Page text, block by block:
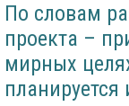
По словам
проекта –
мирных
планируется